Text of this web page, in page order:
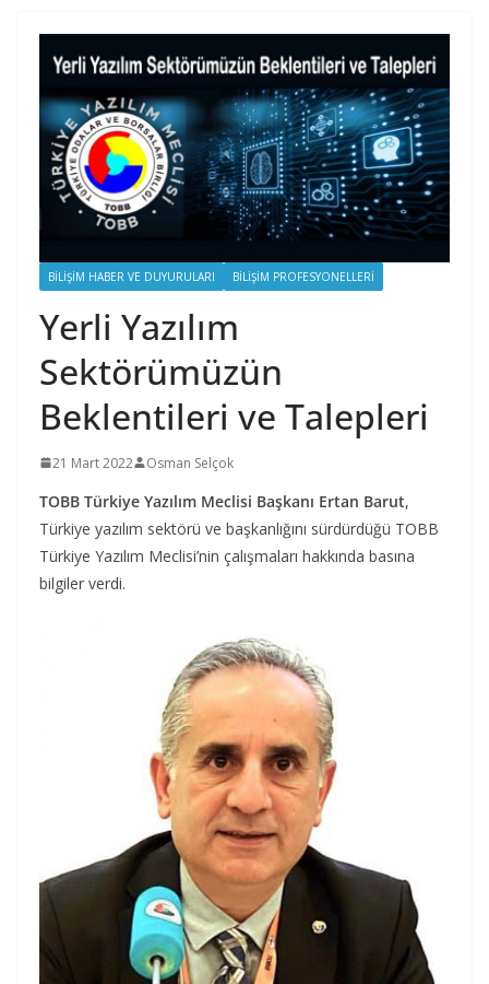
BILIŞIM HABER VE DUYURULARI BILIŞIM PROFESYONELLERI
Yerli Yazılım
Sektörümüzün
Beklentileri ve Talepleri
21 Mart 2022 Osman Selçok
TOBB Türkiye Yazılım Meclisi Başkanı Ertan Barut,
Türkiye yazılım sektörü ve başkanlığını sürdürdüğü TOBB
Türkiye Yazılım Meclisi’nin çalışmaları hakkında basına
bilgiler verdi.